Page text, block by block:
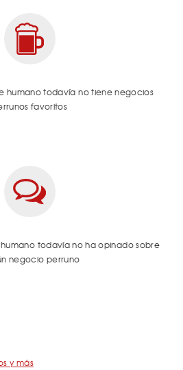
humano todavía no tiene negocios
favoritos
todavía no ha opinado sobre
negocio perruno
y más